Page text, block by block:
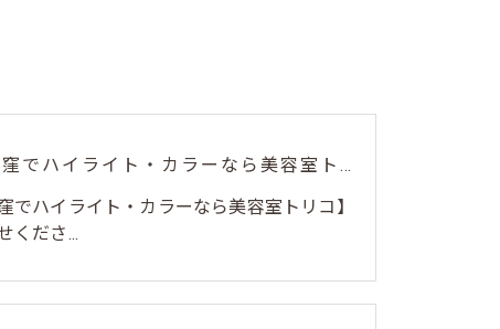
🎨【荻窪でハイライト・カラーなら美容室トリコ】にお任せくださ...
でハイライト・カラーなら美容室トリコ】
くださ...